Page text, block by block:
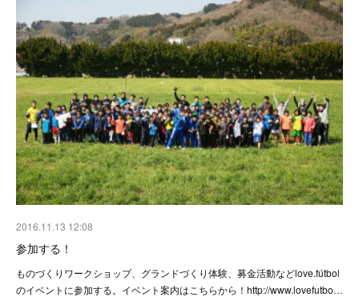
2016.11.13 12:08
参加する！
ものづくりワークショップ、グランドづくり体験、募金活動などlove.fútbol
のイベントに参加する。イベント案内はこちらから！http://www.lovefutbo…